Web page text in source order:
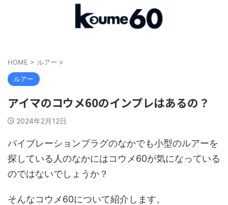
HOME > ルアー >
ルアー
アイマのコウメ60のインプレはあるの？
2024年2月12日
バイブレーションプラグのなかでも小型のルアーを
探している人のなかにはコウメ60が気になっている
のではないでしょうか？
そんなコウメ60について紹介します。